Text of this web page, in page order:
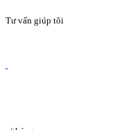
Tư vấn giúp tôi